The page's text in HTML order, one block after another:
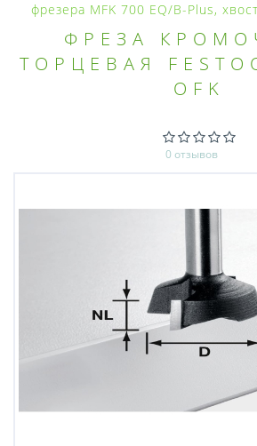
фрезера MFK 700 EQ/B-Plus,
ФРЕЗА
ТОРЦЕВАЯ
OFK
0 отзывов